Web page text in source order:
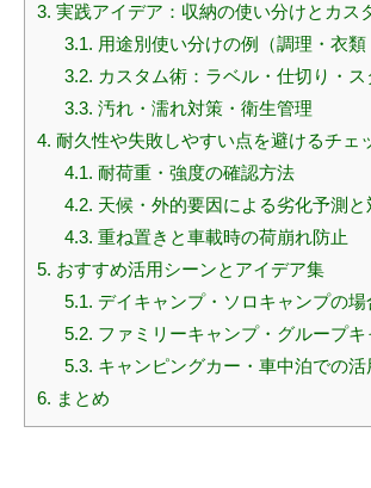
3. 実践アイデア：収納の使い分けとカス
3.1. 用途別使い分けの例（調理・衣類
3.2. カスタム術：ラベル・仕切り・
3.3. 汚れ・濡れ対策・衛生管理
4. 耐久性や失敗しやすい点を避けるチェ
4.1. 耐荷重・強度の確認方法
4.2. 天候・外的要因による劣化予測と
4.3. 重ね置きと車載時の荷崩れ防止
5. おすすめ活用シーンとアイデア集
5.1. デイキャンプ・ソロキャンプの場
5.2. ファミリーキャンプ・グループ
5.3. キャンピングカー・車中泊での活
6. まとめ